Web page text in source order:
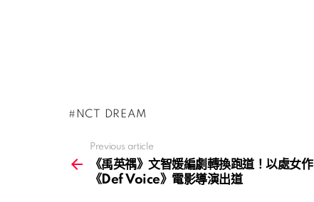
NCT DREAM
more
Previous article
《禹英禑》文智媛編劇轉換跑道！以處女作
《Def Voice》電影導演出道